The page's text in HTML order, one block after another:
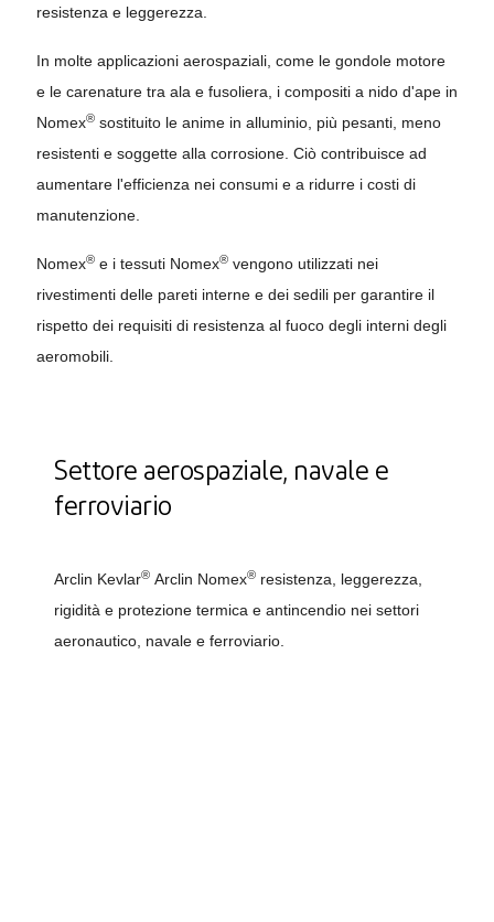
resistenza e leggerezza.
In molte applicazioni aerospaziali, come le gondole motore
e le carenature tra ala e fusoliera, i compositi a nido d'ape in
Nomex® sostituito le anime in alluminio, più pesanti, meno
resistenti e soggette alla corrosione. Ciò contribuisce ad
aumentare l'efficienza nei consumi e a ridurre i costi di
manutenzione.
Nomex® e i tessuti Nomex® vengono utilizzati nei
rivestimenti delle pareti interne e dei sedili per garantire il
rispetto dei requisiti di resistenza al fuoco degli interni degli
aeromobili.
Settore aerospaziale, navale e
ferroviario
Arclin Kevlar® Arclin Nomex® resistenza, leggerezza,
rigidità e protezione termica e antincendio nei settori
aeronautico, navale e ferroviario.